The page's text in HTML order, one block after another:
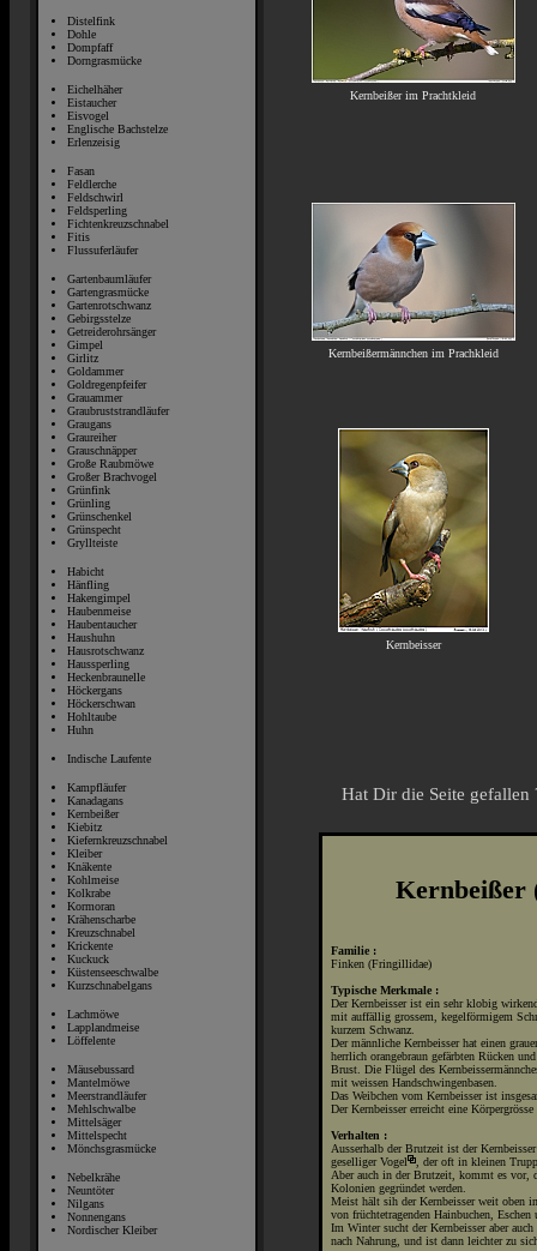
Distelfink
Dohle
Dompfaff
Dorngrasmücke
Eichelhäher
Eistaucher
Eisvogel
Englische Bachstelze
Erlenzeisig
Fasan
Feldlerche
Feldschwirl
Feldsperling
Fichtenkreuzschnabel
Fitis
Flussuferläufer
Gartenbaumläufer
Gartengrasmücke
Gartenrotschwanz
Gebirgsstelze
Getreiderohrsänger
Gimpel
Girlitz
Goldammer
Goldregenpfeifer
Grauammer
Graubruststrandläufer
Graugans
Graureiher
Grauschnäpper
Große Raubmöwe
Großer Brachvogel
Grünfink
Grünling
Grünschenkel
Grünspecht
Gryllteiste
Habicht
Hänfling
Hakengimpel
Haubenmeise
Haubentaucher
Haushuhn
Hausrotschwanz
Haussperling
Heckenbraunelle
Höckergans
Höckerschwan
Hohltaube
Huhn
Indische Laufente
Kampfläufer
Kanadagans
Kernbeißer
Kiebitz
Kiefernkreuzschnabel
Kleiber
Knäkente
Kohlmeise
Kolkrabe
Kormoran
Krähenscharbe
Kreuzschnabel
Krickente
Kuckuck
Küstenseeschwalbe
Kurzschnabelgans
Lachmöwe
Lapplandmeise
Löffelente
Mäusebussard
Mantelmöwe
Meerstrandläufer
Mehlschwalbe
Mittelsäger
Mittelspecht
Mönchsgrasmücke
Nebelkrähe
Neuntöter
Nilgans
Nonnengans
Nordischer Kleiber
Kernbeißer im Prachtkleid
Kernbeißermännchen im Prachkleid
Kernbeisser
Hat Dir die Seite
Kernbeißer
Familie :
Finken (Fringillidae)
Typische Merkmale :
Der Kernbeisser ist ein sehr klobig
mit auffällig grossem, kegelförmigem
kurzem Schwanz.
Der männliche Kernbeisser hat einen
herrlich orangebraun gefärbten Rücken
Brust. Die Flügel des
mit weissen Handschwingenbasen.
Das Weibchen vom Kernbeisser ist
Der Kernbeisser erreicht eine
Verhalten :
Ausserhalb der Brutzeit ist der
geselligerVogel
, der oft in kleinen
Aber auch in der Brutzeit, kommt es vor,
Kolonien gegründet werden.
Meist hält sih der Kernbeisser weit oben
von früchtetragenden Hainbuchen, Eschen
Im Winter sucht der Kernbeisser aber
nach Nahrung, und ist dann leichter zu